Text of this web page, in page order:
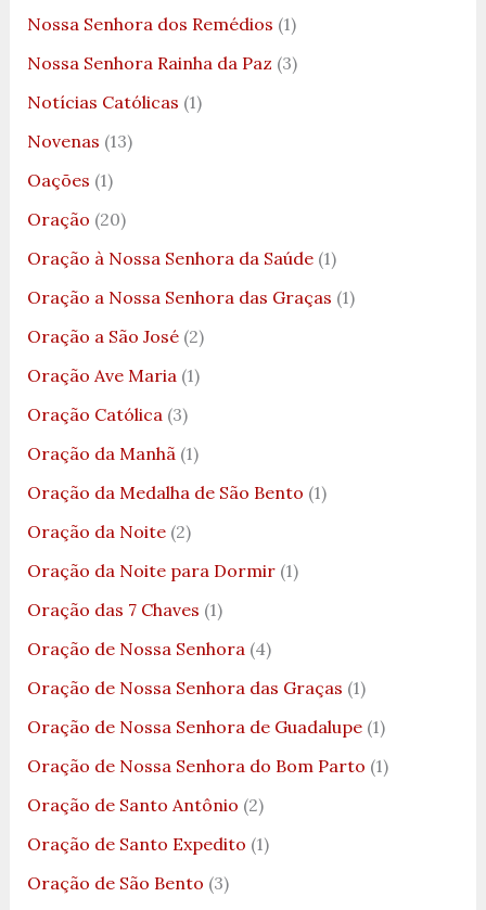
Nossa Senhora dos Remédios (1)
Nossa Senhora Rainha da Paz (3)
Notícias Católicas (1)
Novenas (13)
Oações (1)
Oração (20)
Oração à Nossa Senhora da Saúde(1)
Oração a Nossa Senhora das Graças (1)
Oração a São José(2)
Oração Ave Maria(1)
Oração Católica(3)
Oração da Manhã(1)
Oração da Medalha de São Bento (1)
Oração da Noite(2)
Oração da Noite para Dormir(1)
Oração das 7 Chaves (1)
Oração de Nossa Senhora(4)
Oração de Nossa Senhora das Graças (1)
Oração de Nossa Senhora de Guadalupe(1)
Oração de Nossa Senhora do Bom Parto (1)
Oração de Santo Antônio (2)
Oração de Santo Expedito (1)
Oração de São Bento (3)